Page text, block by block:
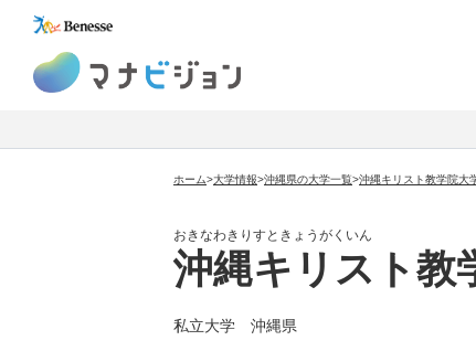
ホーム>大学情報>沖縄県の大学一覧>沖縄キリスト教学院大
おきなわきりすときょうがくいん
沖縄キリスト教
私立大学 沖縄県